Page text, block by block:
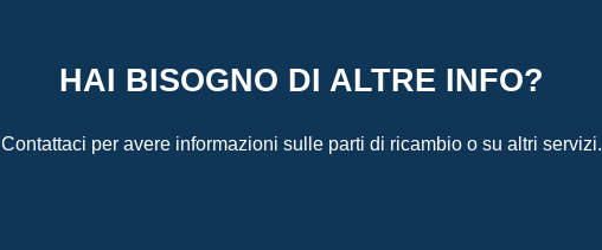
HAI BISOGNO DI ALTRE INFO?
Contattaci per avere informazioni sulle parti di ricambio o su altri servizi.